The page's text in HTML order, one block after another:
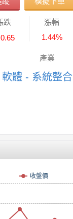
跌
0.65
漲幅
1.44%
產業
軟體 - 系統整合
收盤價